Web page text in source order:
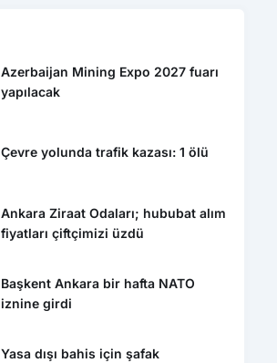
Azerbaijan Mining Expo 2027 fuarı
yapılacak
Çevre yolunda trafik kazası: 1 ölü
Ankara Ziraat Odaları; hububat alım
fiyatları çiftçimizi üzdü
Başkent Ankara bir hafta NATO
iznine girdi
Yasa dışı bahis için şafak